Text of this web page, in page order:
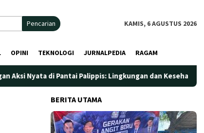
Pencarian KAMIS, 6 AGUSTUS 2026
OPINI TEKNOLOGI JURNALPEDIA RAGAM
Palippis: Lingkungan dan Kesehatan Jadi Prioritas
BERITA UTAMA